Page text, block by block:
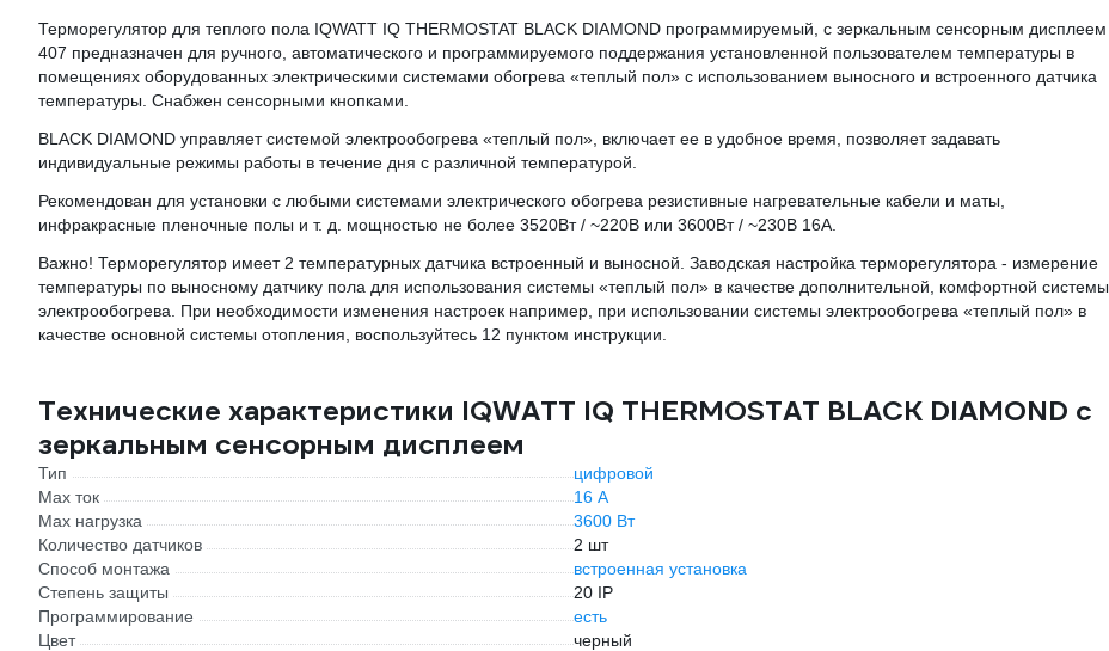
Терморегулятор для теплого пола IQWATT IQ THERMOSTAT BLACK DIAMOND программируемый, с зеркальным сенсорным дисплеем
407 предназначен для ручного, автоматического и программируемого поддержания установленной пользователем температуры в
помещениях оборудованных электрическими системами обогрева «теплый пол» с использованием выносного и встроенного датчика
температуры. Снабжен сенсорными кнопками.
BLACK DIAMOND управляет системой электрообогрева «теплый пол», включает ее в удобное время, позволяет задавать
индивидуальные режимы работы в течение дня с различной температурой.
Рекомендован для установки с любыми системами электрического обогрева резистивные нагревательные кабели и маты,
инфракрасные пленочные полы и т. д. мощностью не более 3520Вт / ~220В или 3600Вт / ~230В 16А.
Важно! Терморегулятор имеет 2 температурных датчика встроенный и выносной. Заводская настройка терморегулятора - измерение
температуры по выносному датчику пола для использования системы «теплый пол» в качестве дополнительной, комфортной системы
электрообогрева. При необходимости изменения настроек например, при использовании системы электрообогрева «теплый пол» в
качестве основной системы отопления, воспользуйтесь 12 пунктом инструкции.
Технические характеристики IQWATT IQ THERMOSTAT BLACK DIAMOND с
зеркальным сенсорным дисплеем
Тип
цифровой
Max ток
16 А
Max нагрузка
3600 Вт
Количество датчиков
2 шт
Способ монтажа
встроенная установка
Степень защиты
20 IP
Программирование
есть
Цвет
черный